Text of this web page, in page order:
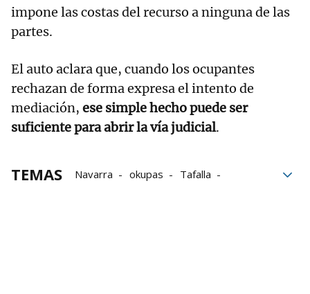
impone las costas del recurso a ninguna de las
partes.
El auto aclara que, cuando los ocupantes
rechazan de forma expresa el intento de
mediación, ese simple hecho puede ser
suficiente para abrir la vía judicial.
TEMAS Navarra okupas
Tafalla